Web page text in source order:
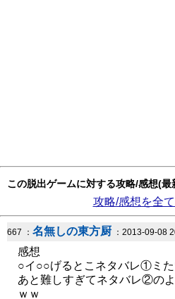
この脱出ゲームに対する攻略/感想(最
攻略/感想を全
667 ： 名無しの東方厨 ：2013-09-08
感想
○イ○○げるとこネタバレ①ミた
あと難しすぎてネタバレ②の
ｗｗ